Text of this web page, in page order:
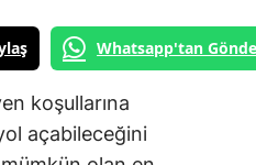
Whatsapp'tan
koşullarına
açabileceğini